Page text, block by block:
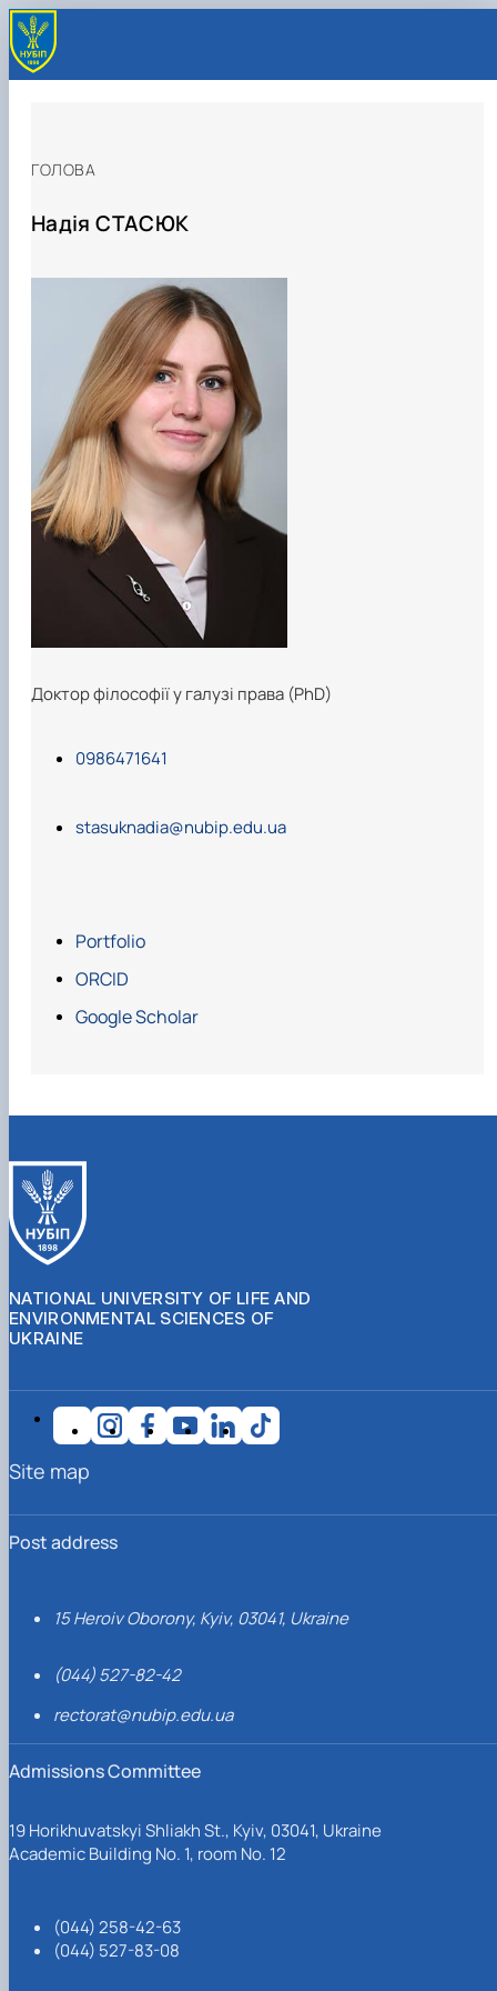
0986471641
stasuknadia@nubip.edu.ua
Portfolio
ORCID
Google Scholar
Надія СТАСЮК
ГОЛОВА
Доктор філософії у галузі права (PhD)
NATIONAL UNIVERSITY OF LIFE AND
ENVIRONMENTAL SCIENCES OF
UKRAINE
Post address
15 Heroiv Oborony, Kyiv, 03041, Ukraine
(044) 527-82-42
rectorat@nubip.edu.ua
Admissions Committee
19 Horikhuvatskyi Shliakh St., Kyiv, 03041, Ukraine
Academic Building No. 1, room No. 12
(044) 258-42-63
(044) 527-83-08
Site map